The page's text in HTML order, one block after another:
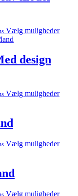
Vælg muligheder
design
Vælg muligheder
Vælg muligheder
Vælg muligheder